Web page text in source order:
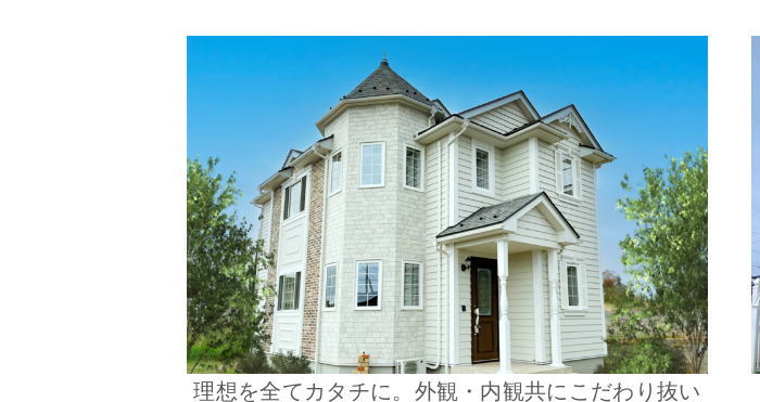
理想を全てカタチに。外観・内観共にこだわり抜い